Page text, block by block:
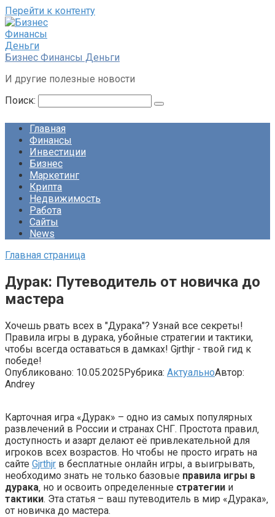
Перейти к контенту
Бизнес Финансы Деньги
И другие полезные новости
Поиск:
Главная
Финансы
Инвестиции
Бизнес
Маркетинг
Крипта
Недвижимость
Работа
Сайты
News
Главная страница
Дурак: Путеводитель от новичка до
мастера
Хочешь рвать всех в "Дурака"? Узнай все секреты!
Правила игры в дурака, убойные стратегии и тактики,
чтобы всегда оставаться в дамках! Gjrthjr - твой гид к
победе!
Опубликовано: 10.05.2025Рубрика: АктуальноАвтор:
Andrey
Карточная игра «Дурак» – одно из самых популярных
развлечений в России и странах СНГ. Простота правил‚
доступность и азарт делают её привлекательной для
игроков всех возрастов. Но чтобы не просто играть на
сайте Gjrthjr в бесплатные онлайн игры‚ а выигрывать‚
необходимо знать не только базовые правила игры в
дурака‚ но и освоить определенные стратегии и
тактики. Эта статья – ваш путеводитель в мир «Дурака»‚
от новичка до мастера.